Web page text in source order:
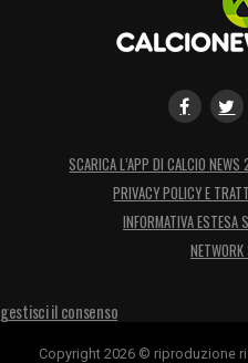
SCARICA L’APP DI CALCIO NEWS
PRIVACY POLICY E
INFORMATIVA ESTESA
gestisci il consenso
Copyright 2026 © riproduzione